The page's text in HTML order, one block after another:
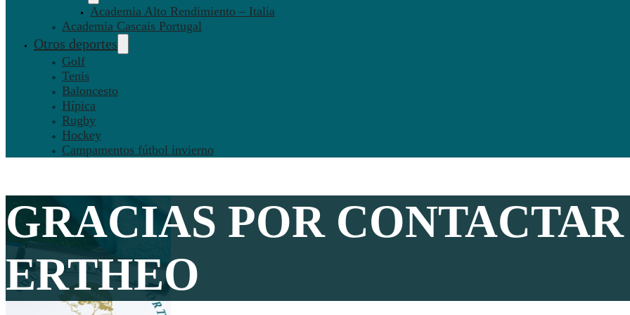
Academia Alto Rendimiento – Italia
Academia Cascais Portugal
Otros deportes
Golf
Tenis
Baloncesto
Hípica
Rugby
Hockey
Campamentos fútbol invierno
GRACIAS POR
ERTHEO